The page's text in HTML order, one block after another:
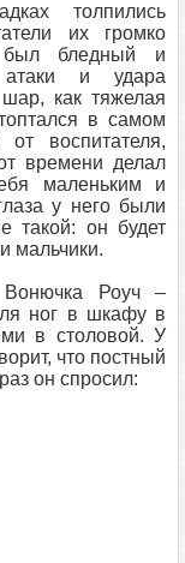
толпились
их громко
был бледный и
и удара
как тяжелая
в самом
воспитателя,
времени делал
маленьким и
у него были
такой: он будет
мальчики.
Роуч –
ног в шкафу в
в столовой. У
что постный
он спросил: